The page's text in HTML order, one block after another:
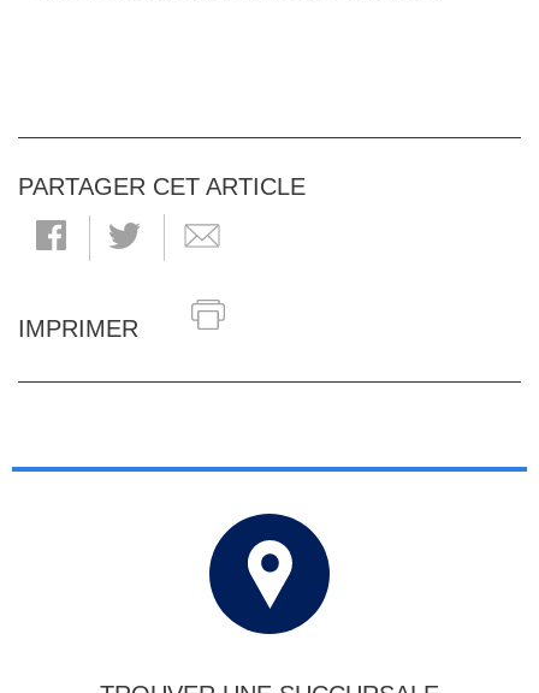
PARTAGER CET ARTICLE
IMPRIMER